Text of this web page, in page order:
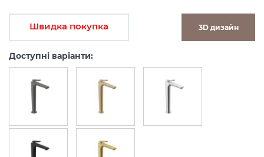
Швидка покупка 3D дизайн
Доступні варіанти: